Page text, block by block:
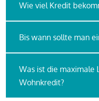
Wie viel Kredit
Bis wann sollte man
Was ist die maximale
Wohnkredit?